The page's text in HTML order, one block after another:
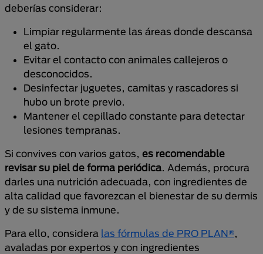
deberías considerar:
Limpiar regularmente las áreas donde descansa
el gato.
Evitar el contacto con animales callejeros o
desconocidos.
Desinfectar juguetes, camitas y rascadores si
hubo un brote previo.
Mantener el cepillado constante para detectar
lesiones tempranas.
Si convives con varios gatos, es recomendable
revisar su piel de forma periódica. Además, procura
darles una nutrición adecuada, con ingredientes de
alta calidad que favorezcan el bienestar de su dermis
y de su sistema inmune.
Para ello, considera las fórmulas de PRO PLAN®,
avaladas por expertos y con ingredientes